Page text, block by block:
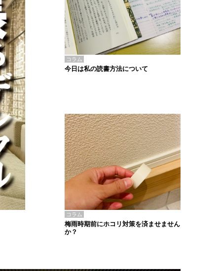
コラム
今日は私の読書方法について
コラム
梅雨時期前にホコリ対策を済ませません
か？